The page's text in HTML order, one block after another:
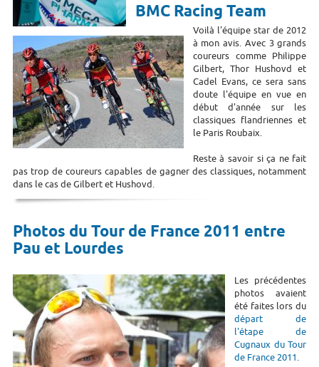
BMC Racing Team
Voilà l'équipe star de 2012
à mon avis. Avec 3 grands
coureurs comme Philippe
Gilbert, Thor Hushovd et
Cadel Evans, ce sera sans
doute l'équipe en vue en
début d'année sur les
classiques flandriennes et
le Paris Roubaix.
Reste à savoir si ça ne fait
pas trop de coureurs capables de gagner des classiques, notamment
dans le cas de Gilbert et Hushovd.
Photos du Tour de France 2011 entre
Pau et Lourdes
Les précédentes
photos avaient
été faites lors du
départ de
l'étape de
Cugnaux du Tour
de France 2011.